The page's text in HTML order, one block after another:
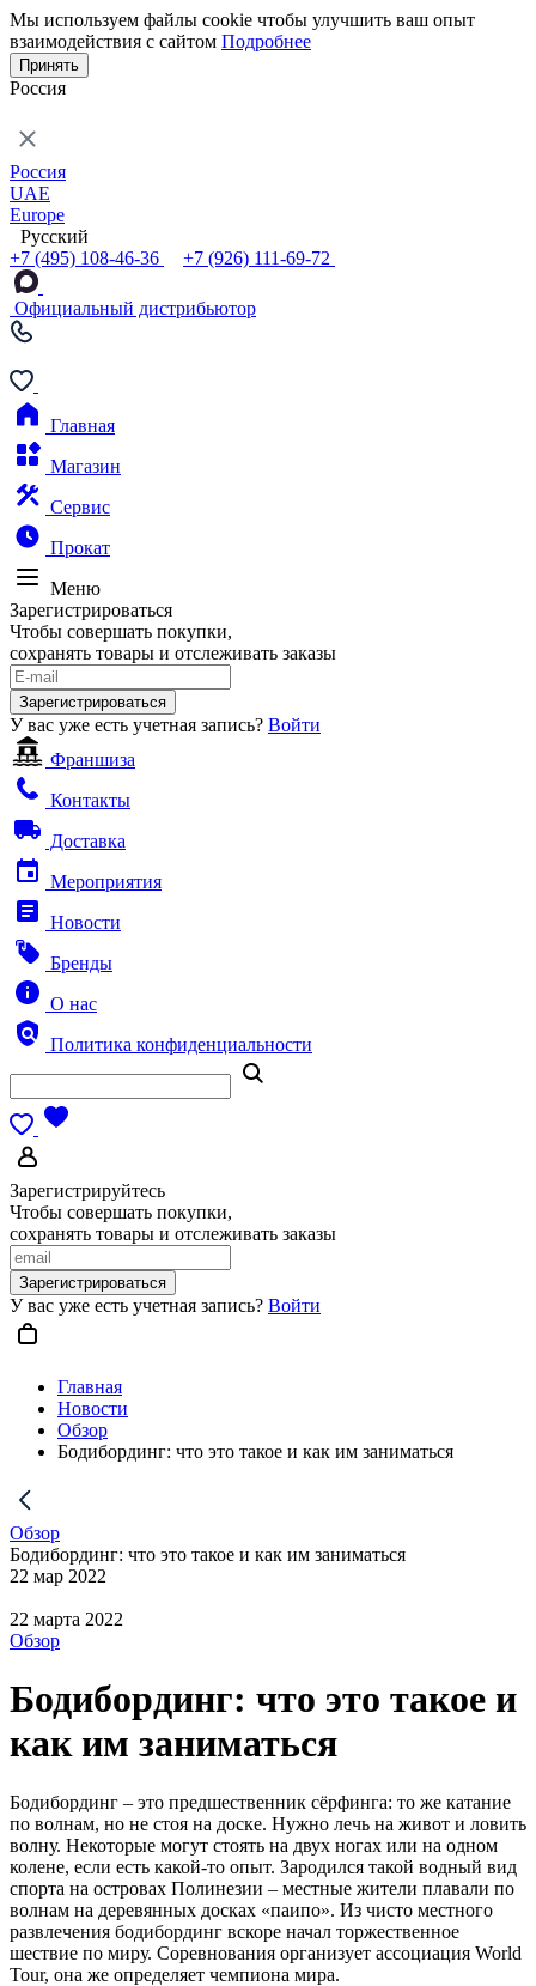
Мы используем файлы cookie чтобы улучшить ваш опыт
взаимодействия с сайтом Подробнее
Принять
Россия
Россия
UAE
Europe
Русский
+7 (495) 108-46-36
+7 (926) 111-69-72
Официальный дистрибьютор
Главная
Магазин
Сервис
Прокат
Меню
Зарегистрироваться
Чтобы совершать покупки,
сохранять товары и отслеживать заказы
Зарегистрироваться
У вас уже есть учетная запись? Войти
Франшиза
Контакты
Доставка
Мероприятия
Новости
Бренды
О нас
Политика конфиденциальности
Зарегистрируйтесь
Чтобы совершать покупки,
сохранять товары и отслеживать заказы
Зарегистрироваться
У вас уже есть учетная запись? Войти
Главная
Новости
Обзор
Бодибординг: что это такое и как им заниматься
Обзор
Бодибординг: что это такое и как им заниматься
22 мар 2022
22 марта 2022
Обзор
Бодибординг: что это такое и
как им заниматься
Бодибординг – это предшественник сёрфинга: то же катание
по волнам, но не стоя на доске. Нужно лечь на живот и ловить
волну. Некоторые могут стоять на двух ногах или на одном
колене, если есть какой-то опыт. Зародился такой водный вид
спорта на островах Полинезии – местные жители плавали по
волнам на деревянных досках «паипо». Из чисто местного
развлечения бодибординг вскоре начал торжественное
шествие по миру. Соревнования организует ассоциация World
Tour, она же определяет чемпиона мира.